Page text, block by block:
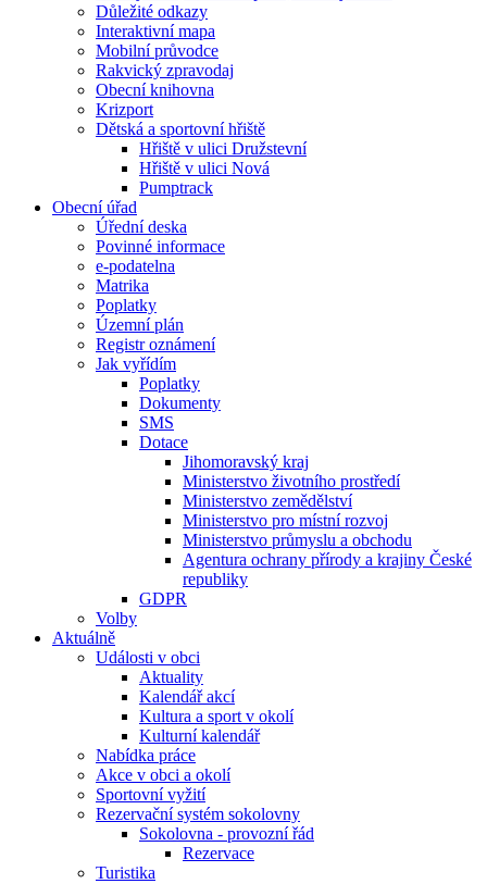
Důležité odkazy
Interaktivní mapa
Mobilní průvodce
Rakvický zpravodaj
Obecní knihovna
Krizport
Dětská a sportovní hřiště
Hřiště v ulici Družstevní
Hřiště v ulici Nová
Pumptrack
Obecní úřad
Úřední deska
Povinné informace
e-podatelna
Matrika
Poplatky
Územní plán
Registr oznámení
Jak vyřídím
Poplatky
Dokumenty
SMS
Dotace
Jihomoravský kraj
Ministerstvo životního prostředí
Ministerstvo zemědělství
Ministerstvo pro místní rozvoj
Ministerstvo průmyslu a obchodu
Agentura ochrany přírody a krajiny České
republiky
GDPR
Volby
Aktuálně
Události v obci
Aktuality
Kalendář akcí
Kultura a sport v okolí
Kulturní kalendář
Nabídka práce
Akce v obci a okolí
Sportovní vyžití
Rezervační systém sokolovny
Sokolovna - provozní řád
Rezervace
Turistika